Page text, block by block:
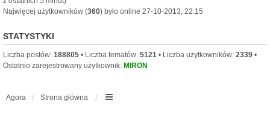
Najwięcej użytkowników (360) było online 27-10-2013, 22:15
STATYSTYKI
Liczba postów: 188805 • Liczba tematów: 5121 • Liczba użytkowników: 2339 •
Ostatnio zarejestrowany użytkownik: MIRON
Agora Strona główna